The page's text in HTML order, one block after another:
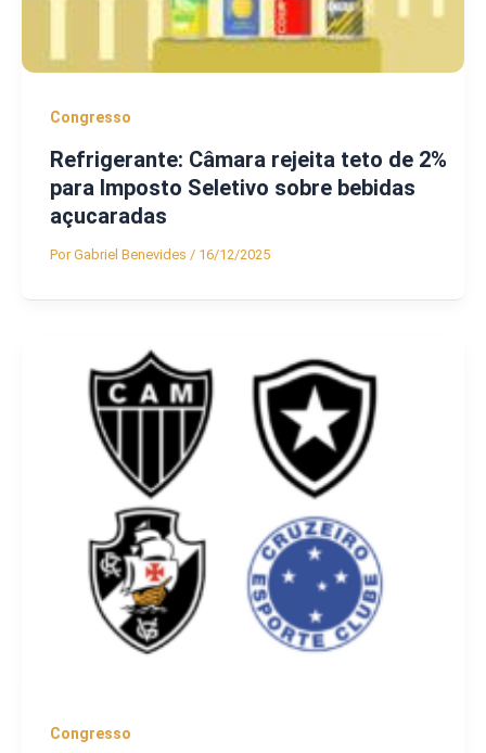
Congresso
Refrigerante: Câmara rejeita teto de 2%
para Imposto Seletivo sobre bebidas
açucaradas
PorGabriel Benevides / 16/12/2025
Congresso